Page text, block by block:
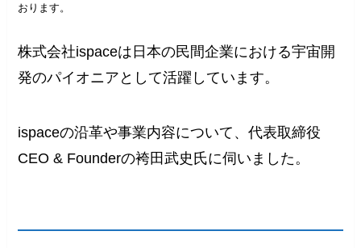
おります。
株式会社ispaceは日本の民間企業における宇宙開
発のパイオニアとして活躍しています。
ispaceの沿革や事業内容について、代表取締役
CEO & Founderの袴田武史氏に伺いました。